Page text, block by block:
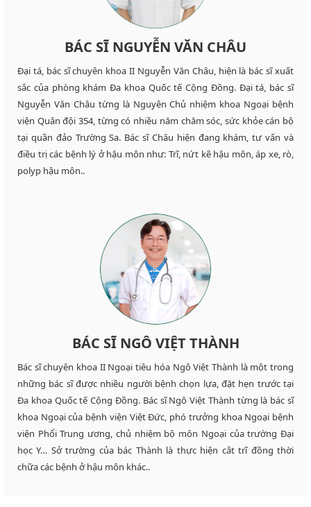
BÁC SĨ NGUYỄN VĂN CHÂU
Đại tá, bác sĩ chuyên khoa II Nguyễn Văn Châu, hiện là bác sĩ xuất
sắc của phòng khám Đa khoa Quốc tế Cộng Đồng. Đại tá, bác sĩ
Nguyễn Văn Châu từng là Nguyên Chủ nhiệm khoa Ngoại bệnh
viện Quân đội 354, từng có nhiều năm chăm sóc, sức khỏe cán bộ
tại quần đảo Trường Sa. Bác sĩ Châu hiện đang khám, tư vấn và
điều trị các bệnh lý ở hậu môn như: Trĩ, nứt kẽ hậu môn, áp xe, rò,
polyp hậu môn..
BÁC SĨ NGÔ VIỆT THÀNH
Bác sĩ chuyên khoa II Ngoại tiêu hóa Ngô Việt Thành là một trong
những bác sĩ được nhiều người bệnh chọn lựa, đặt hẹn trước tại
Đa khoa Quốc tế Cộng Đồng. Bác sĩ Ngô Việt Thành từng là bác sĩ
khoa Ngoại của bệnh viện Việt Đức, phó trưởng khoa Ngoại bệnh
viện Phổi Trung ương, chủ nhiệm bộ môn Ngoại của trường Đại
học Y… Sở trường của bác Thành là thực hiện cắt trĩ đồng thời
chữa các bệnh ở hậu môn khác..